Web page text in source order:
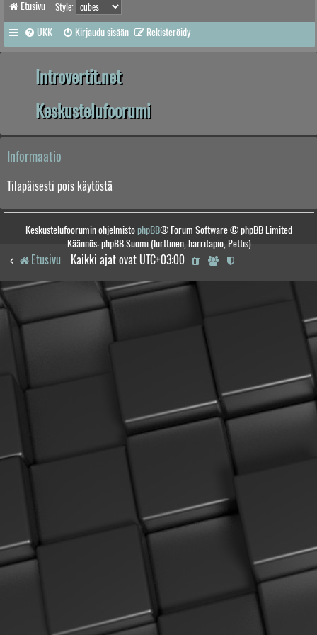
Etusivu Style:
UKK Kirjaudu sisään Rekisteröidy
Introvertit.net
Keskustelufoorumi
Informaatio
Tilapäisesti pois käytöstä
Keskustelufoorumin ohjelmistophpBB® Forum Software © phpBB Limited
Käännös: phpBB Suomi (lurttinen, harritapio, Pettis)
Etusivu Kaikki ajat ovat UTC+03:00